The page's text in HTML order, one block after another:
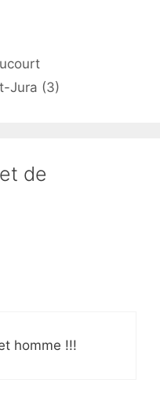
Jura (3)
de
homme !!!